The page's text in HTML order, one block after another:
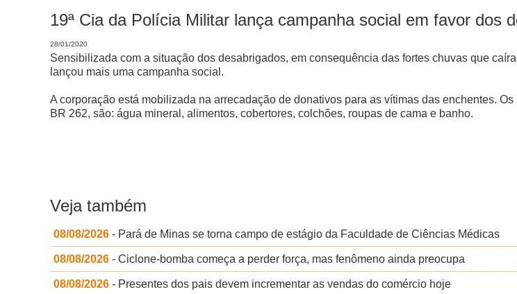
19ª Cia da Polícia Militar lança campanha social em favor dos
28/01/2020
Sensibilizada com a situação dos desabrigados, em consequência das fortes chuvas que
lançou mais uma campanha social.
A corporação está mobilizada na arrecadação de donativos para as vítimas das enchentes.
BR 262, são: água mineral, alimentos, cobertores, colchões, roupas de cama e banho.
Veja também
08/08/2026 - Pará de Minas se torna campo de estágio da Faculdade de Ciências Médicas
08/08/2026 - Ciclone-bomba começa a perder força, mas fenômeno ainda preocupa
08/08/2026 - Presentes dos pais devem incrementar as vendas do comércio hoje